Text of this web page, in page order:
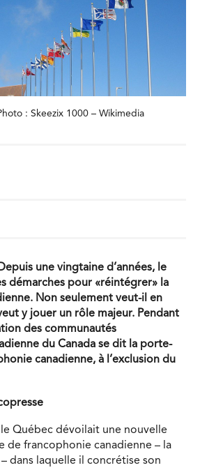
: Skeezix 1000 – Wikimedia
une vingtaine d’années, le
démarches pour «réintégrer» la
Non seulement veut-il en
y jouer un rôle majeur. Pendant
des communautés
du Canada se dit la porte-
canadienne, à l’exclusion du
Québec dévoilait une nouvelle
de francophonie canadienne – la
dans laquelle il concrétise son